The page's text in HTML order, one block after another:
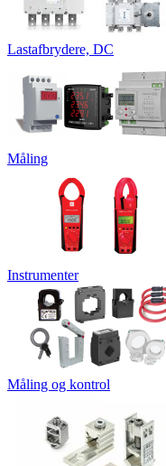
Lastafbrydere, DC
Måling
Instrumenter
Måling og kontrol